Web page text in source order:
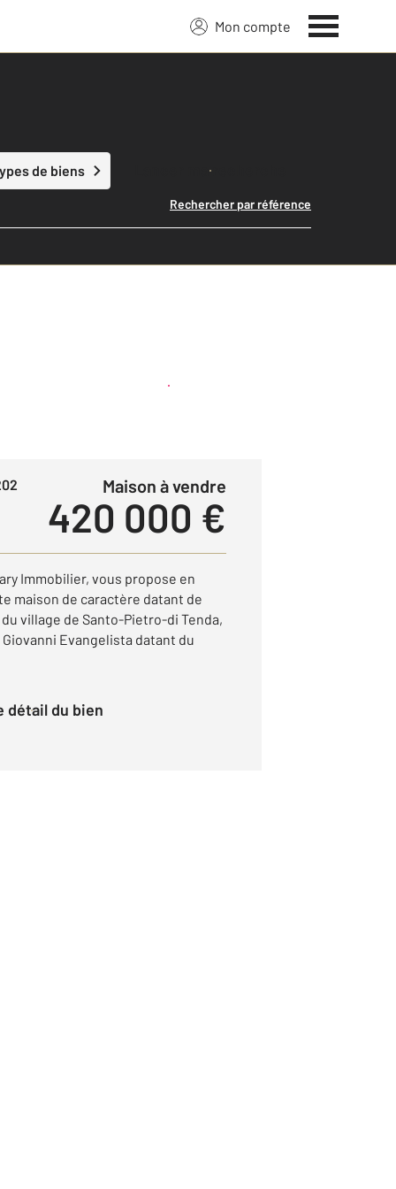
Mon compte
de biens Lancer ma recherche
Rechercher par référence
Créer une alerte
Maison à vendre
420 000 €
Immobilier, vous propose en
maison de caractère datant de
village de Santo-Pietro-di Tenda,
Evangelista datant du
détail du bien